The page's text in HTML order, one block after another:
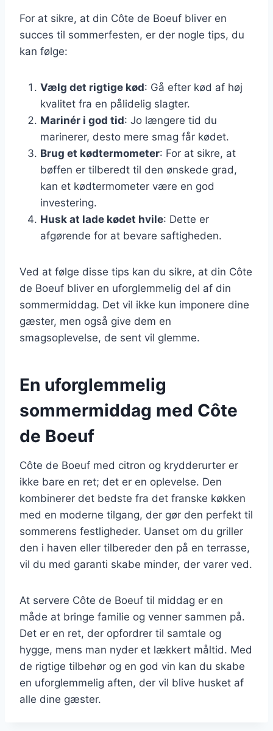
For at sikre, at din Côte de Boeuf bliver en
succes til sommerfesten, er der nogle tips, du
kan følge:
Vælg det rigtige kød: Gå efter kød af høj
kvalitet fra en pålidelig slagter.
Marinér i god tid: Jo længere tid du
marinerer, desto mere smag får kødet.
Brug et kødtermometer: For at sikre, at
bøffen er tilberedt til den ønskede grad,
kan et kødtermometer være en god
investering.
Husk at lade kødet hvile: Dette er
afgørende for at bevare saftigheden.
Ved at følge disse tips kan du sikre, at din Côte
de Boeuf bliver en uforglemmelig del af din
sommermiddag. Det vil ikke kun imponere dine
gæster, men også give dem en
smagsoplevelse, de sent vil glemme.
En uforglemmelig
sommermiddag med Côte
de Boeuf
Côte de Boeuf med citron og krydderurter er
ikke bare en ret; det er en oplevelse. Den
kombinerer det bedste fra det franske køkken
med en moderne tilgang, der gør den perfekt til
sommerens festligheder. Uanset om du griller
den i haven eller tilbereder den på en terrasse,
vil du med garanti skabe minder, der varer ved.
At servere Côte de Boeuf til middag er en
måde at bringe familie og venner sammen på.
Det er en ret, der opfordrer til samtale og
hygge, mens man nyder et lækkert måltid. Med
de rigtige tilbehør og en god vin kan du skabe
en uforglemmelig aften, der vil blive husket af
alle dine gæster.